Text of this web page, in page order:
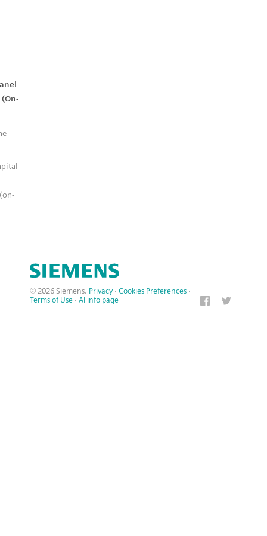
© 2026 Siemens. Privacy · Cookies Preferences ·
Terms of Use · AI info page